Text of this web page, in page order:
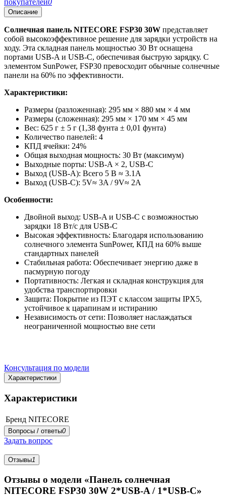
покупателей0
Описание
Солнечная панель NITECORE FSP30 30W представляет
собой высокоэффективное решение для зарядки устройств на
ходу. Эта складная панель мощностью 30 Вт оснащена
портами USB-A и USB-C, обеспечивая быструю зарядку. С
элементом SunPower, FSP30 превосходит обычные солнечные
панели на 60% по эффективности.
Характеристики:
Размеры (разложенная): 295 мм × 880 мм × 4 мм
Размеры (сложенная): 295 мм × 170 мм × 45 мм
Вес: 625 г ± 5 г (1,38 фунта ± 0,01 фунта)
Количество панелей: 4
КПД ячейки: 24%
Общая выходная мощность: 30 Вт (максимум)
Выходные порты: USB-A × 2, USB-C
Выход (USB-A): Всего 5 В ≈ 3.1A
Выход (USB-C): 5V≈ 3A / 9V≈ 2A
Особенности:
Двойной выход: USB-A и USB-C с возможностью
зарядки 18 Вт/с для USB-C
Высокая эффективность: Благодаря использованию
солнечного элемента SunPower, КПД на 60% выше
стандартных панелей
Стабильная работа: Обеспечивает энергию даже в
пасмурную погоду
Портативность: Легкая и складная конструкция для
удобства транспортировки
Защита: Покрытие из ПЭТ с классом защиты IPX5,
устойчивое к царапинам и истиранию
Независимость от сети: Позволяет наслаждаться
неограниченной мощностью вне сети
Консультация по модели
Характеристики
Характеристики
Бренд NITECORE
Вопросы / ответы0
Задать вопрос
Отзывы1
Отзывы о модели «Панель солнечная
NITECORE FSP30 30W 2*USB-A / 1*USB-C»